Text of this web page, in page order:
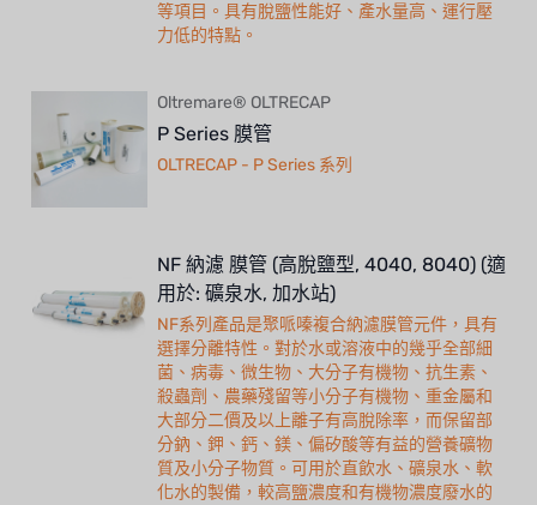
等項目。具有脫鹽性能好、產水量高、運行壓
力低的特點。
Oltremare® OLTRECAP
P Series 膜管
OLTRECAP - P Series 系列
NF 納濾 膜管 (高脫鹽型, 4040, 8040) (適
用於: 礦泉水, 加水站)
NF系列產品是聚哌嗪複合納濾膜管元件，具有
選擇分離特性。對於水或溶液中的幾乎全部細
菌、病毒、微生物、大分子有機物、抗生素、
殺蟲劑、農藥殘留等小分子有機物、重金屬和
大部分二價及以上離子有高脫除率，而保留部
分鈉、鉀、鈣、鎂、偏矽酸等有益的營養礦物
質及小分子物質。可用於直飲水、礦泉水、軟
化水的製備，較高鹽濃度和有機物濃度廢水的